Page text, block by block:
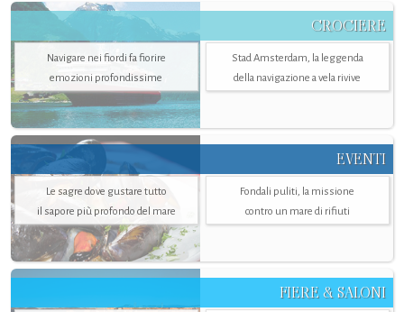
CROCIERE
Navigare nei fiordi fa fiorire
emozioni profondissime
Stad Amsterdam, la leggenda
della navigazione a vela rivive
EVENTI
Le sagre dove gustare tutto
il sapore più profondo del mare
Fondali puliti, la missione
contro un mare di rifiuti
FIERE & SALONI